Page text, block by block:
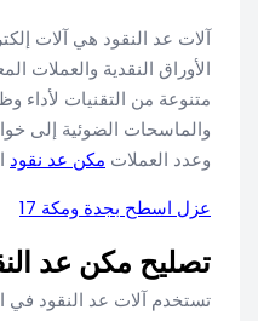
آلات عد النقود هي آلات
الأوراق النقدية والعملات
متنوعة من التقنيات
والماسحات الضوئية إلى
وعدد العملات مكن عد نقود
عزل اسطح بجدة ومكة 17
تصليح مكن عد
تستخدم آلات عد النقود